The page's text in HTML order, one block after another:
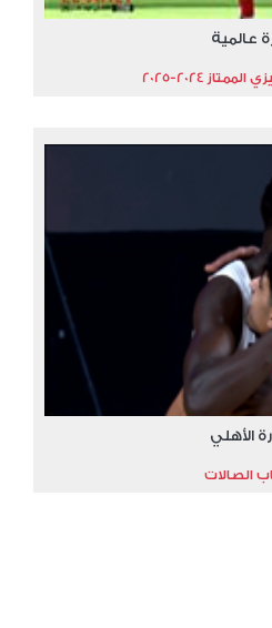
عالمية
2024-2025
الأهلي
الصالات